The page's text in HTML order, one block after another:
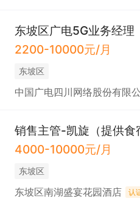
东坡区广电5G业务经理
2200-10000元/月
东坡区
中国广电四川网络股份有限
销售主管-凯旋（提供食
4000-10000元/月
东坡区
东坡区南湖盛宴花园酒店 认